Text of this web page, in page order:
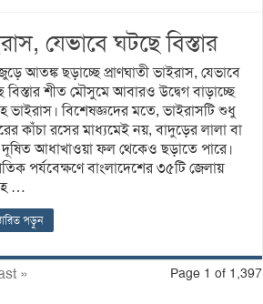
যেভাবে ঘটছে বিস্তার
আতঙ্ক ছড়াচ্ছে প্রাণঘাতী ভাইরাস, যেভাবে
বিস্তার শীত মৌসুমে আবারও উদ্বেগ বাড়াচ্ছে
ভাইরাস। বিশেষজ্ঞদের মতে, ভাইরাসটি শুধু
কাঁচা রসের মাধ্যমেই নয়, বাদুড়ের লালা বা
দূষিত আধাখাওয়া ফল থেকেও ছড়াতে পারে।
পর্যবেক্ষণে বাংলাদেশের ৩৫টি জেলায়
…
পড়ুন
Page 1 of 1,397
»